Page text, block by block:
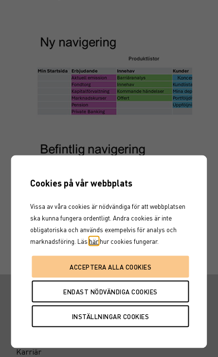
Snabbvägar
Hitta en rådgivare
Fondtorget
Karriär
Cookies på vår webbplats
Vissa av våra cookies är nödvändiga för att webbplatsen
ska kunna fungera ordentligt. Andra cookies är inte
obligatoriska och används exempelvis för analys och
marknadsföring. Läs här hur cookies fungerar.